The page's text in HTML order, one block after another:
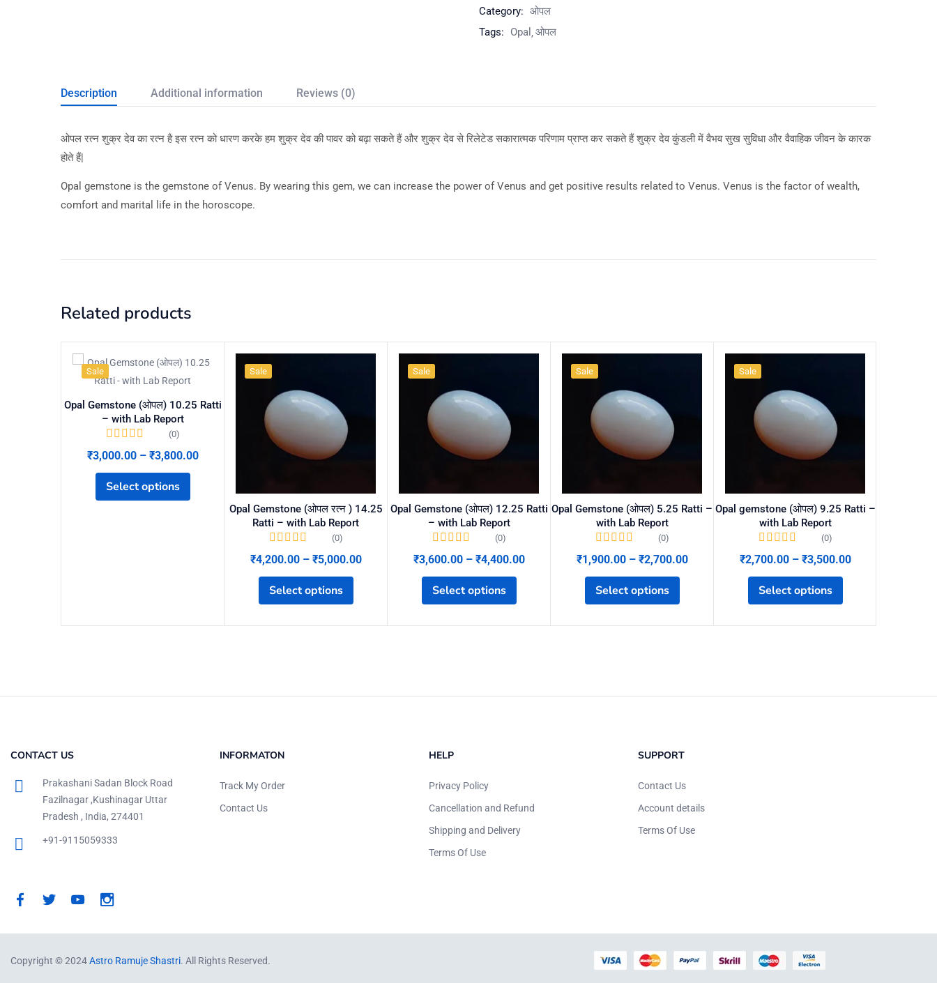
Category: ओपल
Tags:
Opal ओपल
Description Additional information Reviews (0)
ओपल रत्न शुक्र देव का रत्न है इस रत्न को धारण करके हम शुक्र देव की पावर को बढ़ा सकते हैं और शुक्र देव से रिलेटेड सकारात्मक परिणाम प्राप्त कर सकते हैं शुक्र देव कुंडली में वैभव सुख सुविधा और वैवाहिक जीवन के कारक
होते हैं|
Opal gemstone is the gemstone of Venus. By wearing this gem, we can increase the power of Venus and get positive results related to Venus. Venus is the factor of wealth,
comfort and marital life in the horoscope.
Related products
Sale
Opal Gemstone (ओपल) 10.25 Ratti
– with Lab Report
(0)
₹3,000.00– ₹3,800.00
Select options
Sale
Opal Gemstone (ओपल रत्न ) 14.25
Ratti – with Lab Report
(0)
₹4,200.00– ₹5,000.00
Select options
Sale
Opal Gemstone (ओपल) 12.25 Ratti
– with Lab Report
(0)
₹3,600.00– ₹4,400.00
Select options
Sale
Opal Gemstone (ओपल) 5.25 Ratti –
with Lab Report
(0)
₹1,900.00– ₹2,700.00
Select options
Sale
Opal gemstone (ओपल) 9.25 Ratti –
with Lab Report
(0)
₹2,700.00– ₹3,500.00
Select options
CONTACT US
Prakashani Sadan Block Road
Fazilnagar ,Kushinagar Uttar
Pradesh , India, 274401
+91-9115059333
INFORMATON
Track My Order
Contact Us
HELP
Privacy Policy
Cancellation and Refund
Shipping and Delivery
Terms Of Use
SUPPORT
Contact Us
Account details
Terms Of Use
Copyright © 2024Astro Ramuje Shastri. All Rights Reserved.